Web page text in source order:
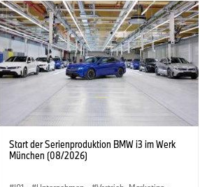
Start der Serienproduktion BMW i3 im Werk
München (08/2026)